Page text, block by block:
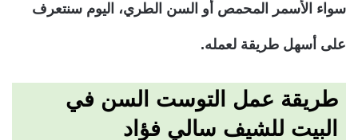
سواء الأسمر المحمص أو السن الطري، اليوم سنتعرف
على أسهل طريقة لعمله.
طريقة عمل التوست السن في
البيت للشيف سالي فؤاد